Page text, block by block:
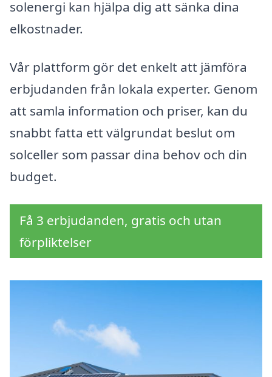
solenergi kan hjälpa dig att sänka dina
elkostnader.
Vår plattform gör det enkelt att jämföra
erbjudanden från lokala experter. Genom
att samla information och priser, kan du
snabbt fatta ett välgrundat beslut om
solceller som passar dina behov och din
budget.
Få 3 erbjudanden, gratis och utan
förpliktelser